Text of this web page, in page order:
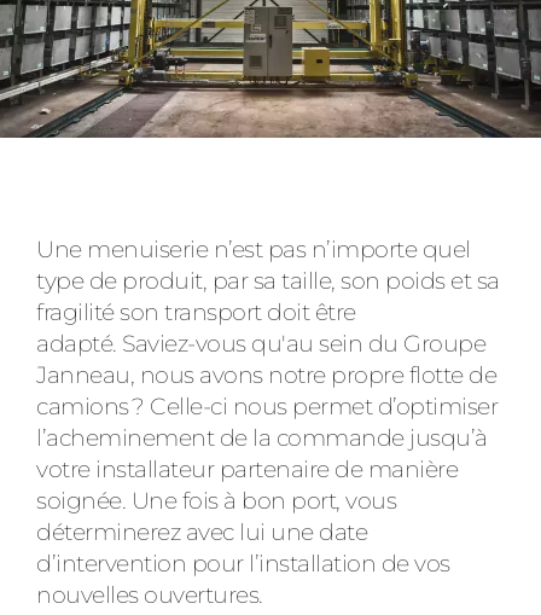
Une menuiserie n’est pas n’importe quel
type de produit, par sa taille, son poids et sa
fragilité son transport doit être
adapté. Saviez-vous qu'au sein du Groupe
Janneau, nous avons notre propre flotte de
camions ? Celle-ci nous permet d’optimiser
l’acheminement de la commande jusqu’à
votre installateur partenaire de manière
soignée. Une fois à bon port, vous
déterminerez avec lui une date
d’intervention pour l’installation de vos
nouvelles ouvertures.